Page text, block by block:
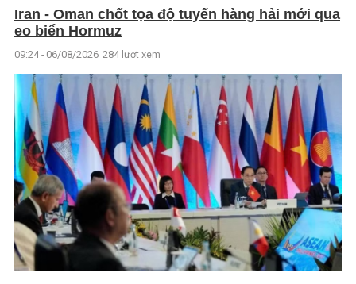
Iran - Oman chốt tọa độ tuyến hàng hải mới qua
eo biển Hormuz
09:24 - 06/08/2026 284 lượt xem